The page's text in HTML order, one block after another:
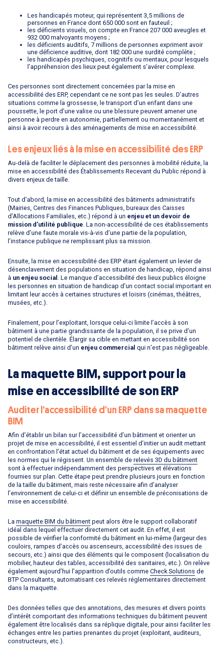
Les handicapés moteur, qui représentent 3,5 millions de
personnes en France dont 650 000 sont en fauteuil ;
les déficients visuels, on compte en France 207 000 aveugles et
932 000 malvoyants moyens ;
les déficients auditifs, 7 millions de personnes expriment avoir
une déficience auditive, dont 182 000 une surdité complète ;
les handicapés psychiques, cognitifs ou mentaux, pour lesquels
l’appréhension des lieux peut également s’avérer complexe.
Ces personnes sont directement concernées par la mise en
accessibilité des ERP, cependant ce ne sont pas les seules. D’autres
situations comme la grossesse, le transport d’un enfant dans une
poussette, le port d’une valise ou une blessure peuvent amener une
personne à perdre en autonomie, partiellement ou momentanément et
ainsi à avoir recours à des aménagements de mise en accessibilité.
Les enjeux liés à la mise en accessibilité des ERP
Au-delà de faciliter le déplacement des personnes à mobilité réduite, la
mise en accessibilité des Établissements Recevant du Public répond à
divers enjeux de taille.
Tout d’abord, la mise en accessibilité des bâtiments administratifs
(Mairies, Centres des Finances Publiques, bureaux des Caisses
d’Allocations Familiales, etc.) répond à un enjeu et un devoir de
mission d’utilité publique . La non-accessibilité de ces établissements
relève d’une faute morale vis-à-vis d’une partie de la population,
l’instance publique ne remplissant plus sa mission.
Ensuite, la mise en accessibilité des ERP étant également un levier de
désenclavement des populations en situation de handicap, répond ainsi
à un enjeu social . Le manque d’accessibilité des lieux publics éloigne
les personnes en situation de handicap d’un contact social important en
limitant leur accès à certaines structures et loisirs (cinémas, théâtres,
musées, etc.).
Finalement, pour l’exploitant, lorsque celui-ci limite l’accès à son
bâtiment à une partie grandissante de la population, il se prive d’un
potentiel de clientèle. Élargir sa cible en mettant en accessibilité son
bâtiment relève ainsi d’un enjeu commercial qui n’est pas négligeable.
La maquette BIM, support pour la
mise en accessibilité de son ERP
Auditer l’accessibilité d’un ERP dans sa maquette
BIM
Afin d’établir un bilan sur l’accessibilité d’un bâtiment et orienter un
projet de mise en accessibilité, il est essentiel d’initier un audit mettant
en confrontation l’état actuel du bâtiment et de ses équipements avec
les normes qui le régissent. Un ensemble de relevés 3D du bâtiment
sont à effectuer indépendamment des perspectives et élévations
fournies sur plan. Cette étape peut prendre plusieurs jours en fonction
de la taille du bâtiment, mais reste nécessaire afin d’analyser
l’environnement de celui-ci et définir un ensemble de préconisations de
mise en accessibilité.
La maquette BIM du bâtiment peut alors être le support collaboratif
idéal dans lequel effectuer directement cet audit. En effet, il est
possible de vérifier la conformité du bâtiment en lui-même (largeur des
couloirs, rampes d’accès ou ascenseurs, accessibilité des issues de
secours, etc.) ainsi que des éléments qui le composent (localisation du
mobilier, hauteur des tables, accessibilité des sanitaires, etc.). On relève
également aujourd’hui l’apparition d’outils comme Check Solutions de
BTP Consultants, automatisant ces relevés réglementaires directement
dans la maquette.
Des données telles que des annotations, des mesures et divers points
d’intérêt comportant des informations techniques du bâtiment peuvent
également être localisés dans sa réplique digitale, pour ainsi faciliter les
échanges entre les parties prenantes du projet (exploitant, auditeurs,
constructeurs, etc.).